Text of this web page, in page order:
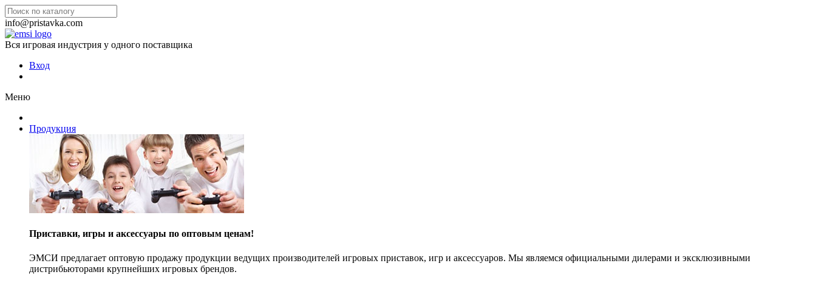
info@pristavka.com
Вся игровая индустрия у одного поставщика
Вход
Меню
Продукция
Приставки, игры и аксессуары по оптовым ценам!
ЭМСИ предлагает оптовую продажу продукции ведущих производителей игровых приставок, игр и аксессуаров. Мы являемся официальными дилерами и эксклюзивными
дистрибьюторами крупнейших игровых брендов.